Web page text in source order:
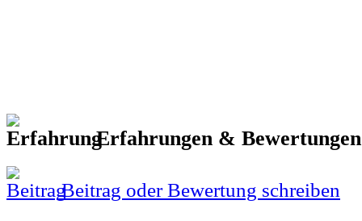
Erfahrungen &
Beitrag oder Bewertung schreiben